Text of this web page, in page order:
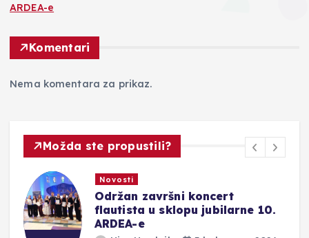
ARDEA-e
Komentari
Nema komentara za prikaz.
Možda ste propustili?
Novosti
Održan završni koncert
flautista u sklopu jubilarne 10.
ARDEA-e